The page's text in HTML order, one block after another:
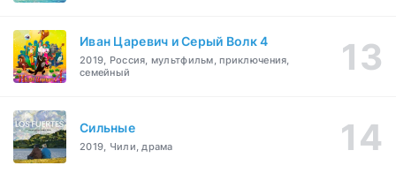
Иван Царевич и Серый Волк 4
2019, Россия, мультфильм, приключения,
семейный
Сильные
2019, Чили, драма